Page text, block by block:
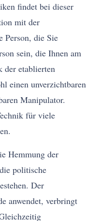
findet bei dieser
mit der
Person, die Sie
sein, die Ihnen am
der etablierten
einen unverzichtbaren
Manipulator.
für viele
Hemmung der
politische
Der
anwendet, verbringt